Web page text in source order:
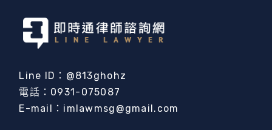
Line ID：@813ghohz
電話：0931-075087
E-mail：imlawmsg@gmail.com